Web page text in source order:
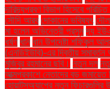
দারিদ্র্যপ্রবণ বিভাগ হিসেবে
সৌদি আরব দোকানের ভবিষ্যৎ
মা হলেন অভিনেত্রী প্রসূন দ্য
ধর্ষণ ধান ধান উপদেষ্টা শফিকুল
(এনডিইউবি)-এর দ্বিতীয়
মুজিবুর রহমানের ছবি। নতুন দল
আত্মপ্রকাশে নেতাদের বড় জমায়েত
হোয়াটসঅ্যাপের নতুন ফিচারগুলির